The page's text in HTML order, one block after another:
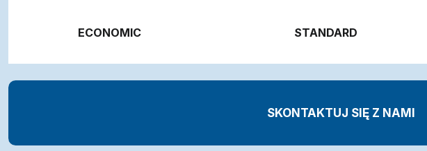
ECONOMIC STANDARD
SKONTAKTUJ SIĘ Z NAMI